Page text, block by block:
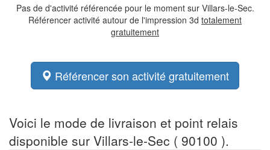
Pas de d'activité référencée pour le moment sur Villars-le-Sec.
Référencer activité autour de l'impression 3d totalement
gratuitement
Référencer son activité gratuitement
Voici le mode de livraison et point relais
disponible sur Villars-le-Sec ( 90100 ).